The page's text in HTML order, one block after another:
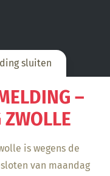
sluiten
–
ZWOLLE
is wegens de
van maandag